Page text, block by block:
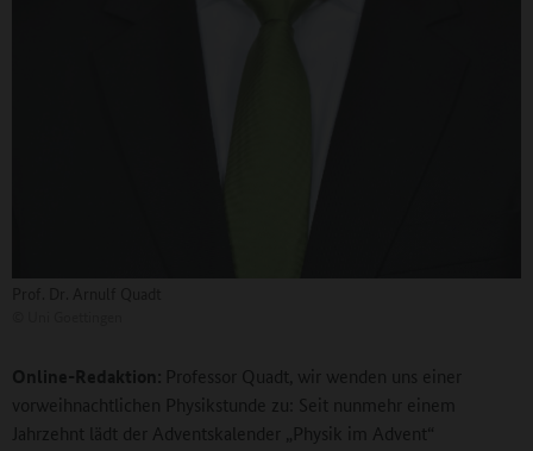
Online-Redaktion: Professor Quadt, wir wenden uns einer
vorweihnachtlichen Physikstunde zu: Seit nunmehr einem
Jahrzehnt lädt der Adventskalender „Physik im Advent“